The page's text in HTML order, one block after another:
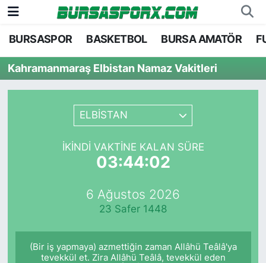
BURSASPOR BASKETBOL BURSA AMATÖR
Kahramanmaraş Elbistan Namaz Vakitleri
ELBİSTAN
İKINDI VAKTINE KALAN SÜRE
03:44:02
6 Ağustos 2026
23 Safer 1448
(Bir iş yapmaya) azmettiğin zaman Allâhü Teâlâ'ya
tevekkül et. Zira Allâhü Teâlâ, tevekkül eden
Bursaspor
Futbol
Basketbol
Bursa Nöbetçi Eczaneler
Bursa Hava Durumu
Bursa Namaz Vakitleri
TFF 2.Lig Kırmızı Grup Puan Durumu ve Fikstür
Tüm Manşetler
Haber Arşivi